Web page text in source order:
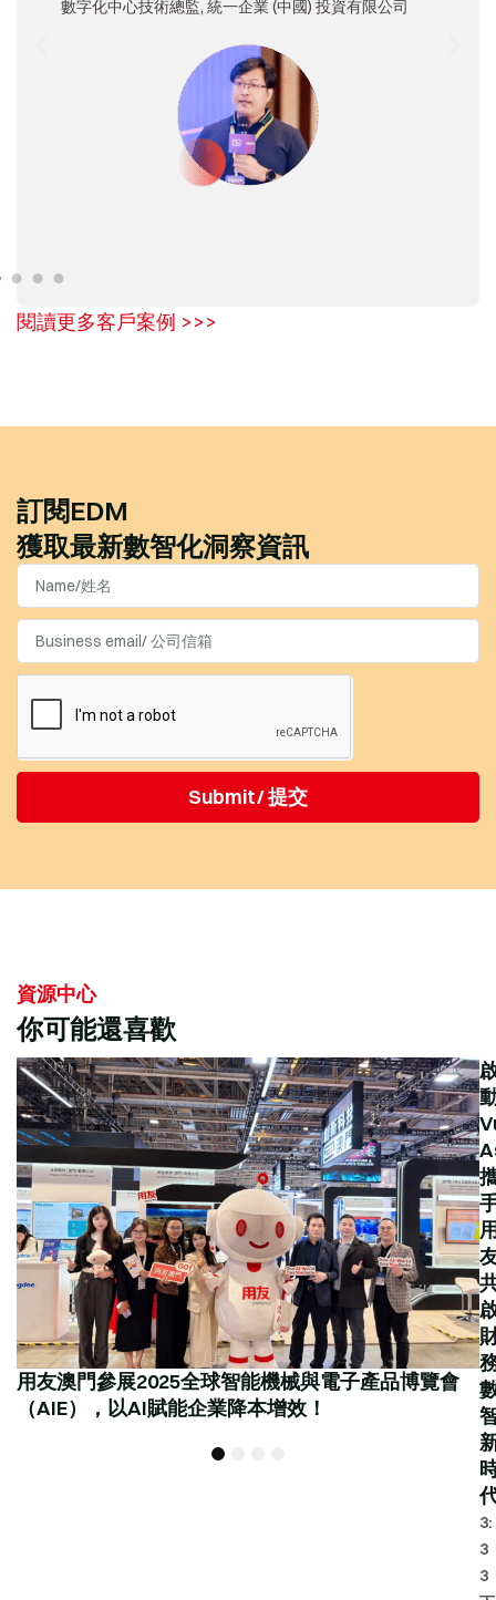
數字化中心技術總監, 統一企業 (中國) 投資有限公司
閱讀更多客戶案例 >>>
訂閱EDM
獲取最新數智化洞察資訊
Submit/ 提交
資源中心
你可能還喜歡
用友澳門參展2025全球智能機械與電子產品博覽會
（AIE），以AI賦能企業降本增效！
4
3:
3
3